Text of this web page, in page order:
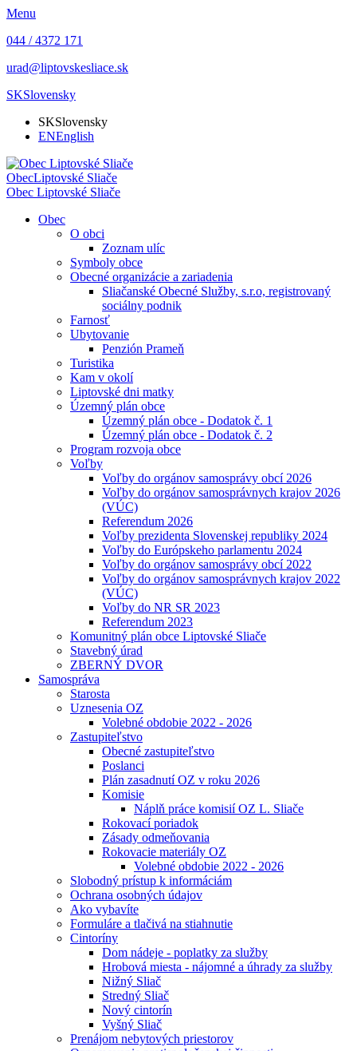
Menu
044 / 4372 171
urad@liptovskesliace.sk
SKSlovensky
SKSlovensky
ENEnglish
ObecLiptovské Sliače
Obec Liptovské Sliače
Obec
O obci
Zoznam ulíc
Symboly obce
Obecné organizácie a zariadenia
Sliačanské Obecné Služby, s.r.o, registrovaný
sociálny podnik
Farnosť
Ubytovanie
Penzión Prameň
Turistika
Kam v okolí
Liptovské dni matky
Územný plán obce
Územný plán obce - Dodatok č. 1
Územný plán obce - Dodatok č. 2
Program rozvoja obce
Voľby
Voľby do orgánov samosprávy obcí 2026
Voľby do orgánov samosprávnych krajov 2026
(VÚC)
Referendum 2026
Voľby prezidenta Slovenskej republiky 2024
Voľby do Európskeho parlamentu 2024
Voľby do orgánov samosprávy obcí 2022
Voľby do orgánov samosprávnych krajov 2022
(VÚC)
Voľby do NR SR 2023
Referendum 2023
Komunitný plán obce Liptovské Sliače
Stavebný úrad
ZBERNÝ DVOR
Samospráva
Starosta
Uznesenia OZ
Volebné obdobie 2022 - 2026
Zastupiteľstvo
Obecné zastupiteľstvo
Poslanci
Plán zasadnutí OZ v roku 2026
Komisie
Náplň práce komisií OZ L. Sliače
Rokovací poriadok
Zásady odmeňovania
Rokovacie materiály OZ
Volebné obdobie 2022 - 2026
Slobodný prístup k informáciám
Ochrana osobných údajov
Ako vybavíte
Formuláre a tlačivá na stiahnutie
Cintoríny
Dom nádeje - poplatky za služby
Hrobová miesta - nájomné a úhrady za služby
Nižný Sliač
Stredný Sliač
Nový cintorín
Vyšný Sliač
Prenájom nebytových priestorov